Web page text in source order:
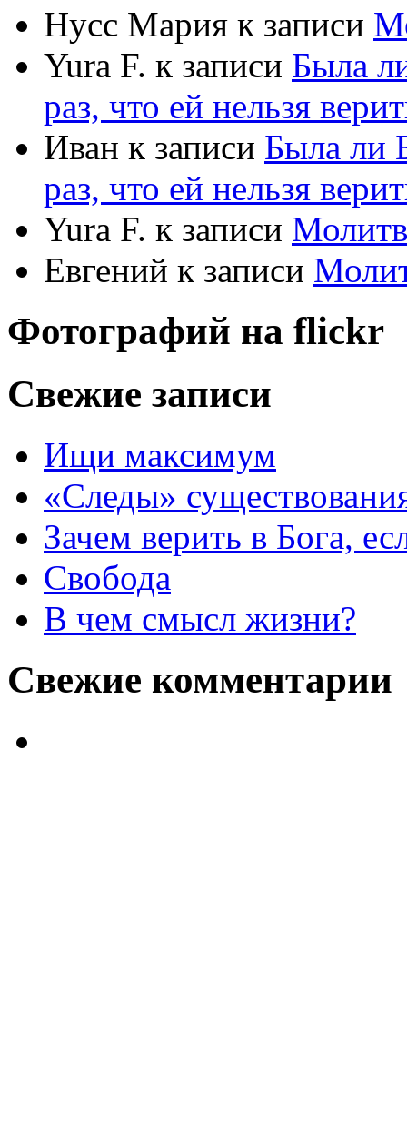
Нусс Мария к записи
Yura F. к записи Была
раз, что ей нельзя
Иван к записи Была ли
раз, что ей нельзя
Yura F. к записи
Евгений к записи
Фотографий на flickr
Свежие записи
Ищи максимум
«Следы»
Зачем верить в Бога,
Свобода
В чем смысл жизни?
Свежие комментарии